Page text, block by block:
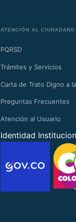
ATENCIÓN AL CIUDADANO
PQRSD
Trámites y Servicios
Carta de Trato Digno a
Preguntas Frecuentes
Atención al Usuario
Identidad